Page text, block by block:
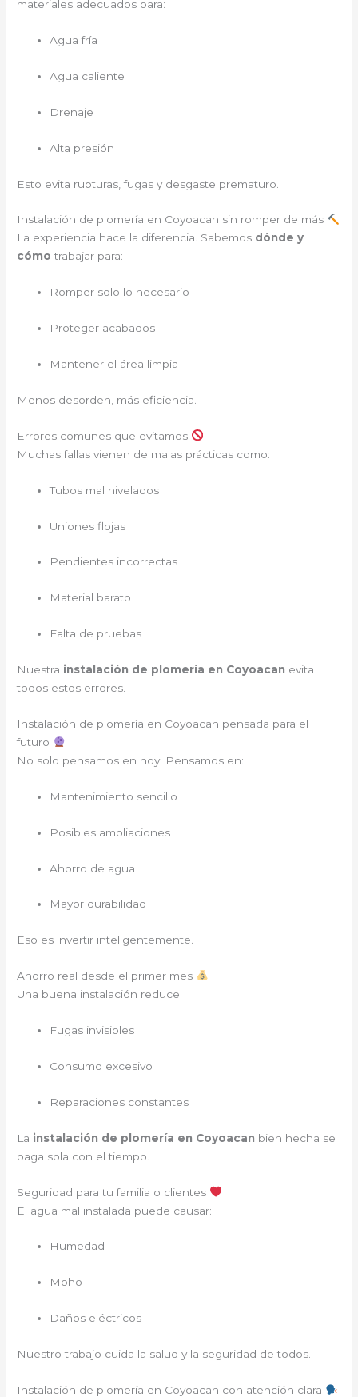
materiales adecuados para:
Agua fría
Agua caliente
Drenaje
Alta presión
Esto evita rupturas, fugas y desgaste prematuro.
Instalación de plomería en Coyoacan sin romper de más
La experiencia hace la diferencia. Sabemos dónde y
cómo trabajar para:
Romper solo lo necesario
Proteger acabados
Mantener el área limpia
Menos desorden, más eficiencia.
Errores comunes que evitamos
Muchas fallas vienen de malas prácticas como:
Tubos mal nivelados
Uniones flojas
Pendientes incorrectas
Material barato
Falta de pruebas
Nuestra instalación de plomería en Coyoacan evita
todos estos errores.
Instalación de plomería en Coyoacan pensada para el
futuro
No solo pensamos en hoy. Pensamos en:
Mantenimiento sencillo
Posibles ampliaciones
Ahorro de agua
Mayor durabilidad
Eso es invertir inteligentemente.
Ahorro real desde el primer mes
Una buena instalación reduce:
Fugas invisibles
Consumo excesivo
Reparaciones constantes
La instalación de plomería en Coyoacan bien hecha se
paga sola con el tiempo.
Seguridad para tu familia o clientes
El agua mal instalada puede causar:
Humedad
Moho
Daños eléctricos
Nuestro trabajo cuida la salud y la seguridad de todos.
Instalación de plomería en Coyoacan con atención clara